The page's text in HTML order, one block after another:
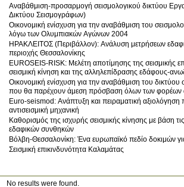
Αναβάθμιση-προσαρμογή σεισμολογικού δικτύου
Δικτύου Σεισμογράφων)
Οικονομική ενίσχυση για την αναβάθμιση του
λόγω των Ολυμπιακών Αγώνων 2004
ΗΡΑΚΛΕΙΤΟΣ (Περιβάλλον): Ανάλυση μετρήσεων
περιοχής Θεσσαλονίκης
EUROSEIS-RISK: Μελέτη αποτίμησης της σεισμικής
σεισμική κίνηση και της αλληλεπίδρασης εδάφους-
Οικονομική ενίσχυση για την αναβάθμιση του
που θα παρέχουν άμεση πρόσβαση όλων των φορέων
Euro-seismod: Ανάπτυξη και πειραματική αξιολόγηση
αντισεισμική μηχανική
Καθορισμός της ισχυρής σεισμικής κίνησης με βάση
εδαφικών συνθηκών
Βόλβη-Θεσσαλονίκη: Ένα ευρωπαϊκό πεδίο δοκιμών για
Σεισμική επικινδυνότητα Καλαμάτας
No results were found.